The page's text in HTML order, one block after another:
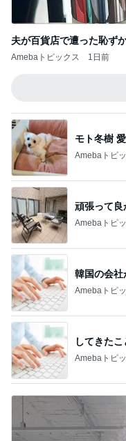
夫が百貨店で遭った恥ず
Amebaトピックス 1日前
モト冬樹
Amebaトピ
頑張って良
Amebaトピ
韓国の会社
Amebaトピ
してきた
Amebaトピ